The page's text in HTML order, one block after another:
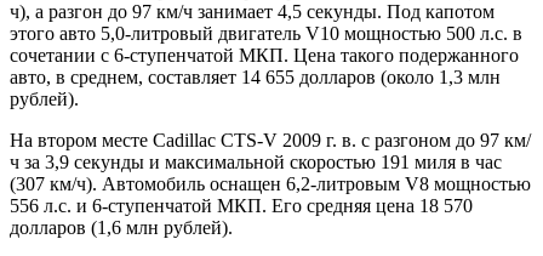
ч), а разгон до 97 км/ч занимает 4,5 секунды. Под капотом
этого авто 5,0-литровый двигатель V10 мощностью 500 л.с. в
сочетании с 6-ступенчатой МКП. Цена такого подержанного
авто, в среднем, составляет 14 655 долларов (около 1,3 млн
рублей).
На втором месте Cadillac CTS-V 2009 г. в. с разгоном до 97 км/
ч за 3,9 секунды и максимальной скоростью 191 миля в час
(307 км/ч). Автомобиль оснащен 6,2-литровым V8 мощностью
556 л.с. и 6-ступенчатой МКП. Его средняя цена 18 570
долларов (1,6 млн рублей).